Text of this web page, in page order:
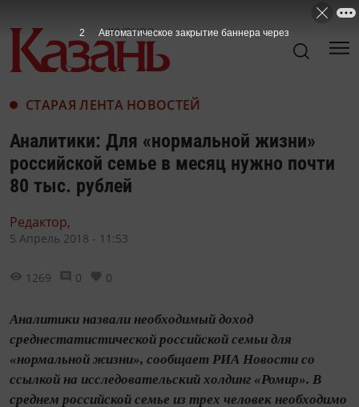
СТАРАЯ ЛЕНТА НОВОСТЕЙ
Аналитики: Для «нормальной жизни»
российской семье в месяц нужно почти
80 тыс. рублей
Редактор,
5 Апрель 2018 - 11:53
1269 0 0
Аналитики назвали необходимый доход
среднестатистической российской семьи для
«нормальной жизни», сообщает РИА Новости со
ссылкой на исследовательский холдинг «Ромир». В
среднем российской семье из трех человек необходимо
1 Автоматическое закрытие баннера через